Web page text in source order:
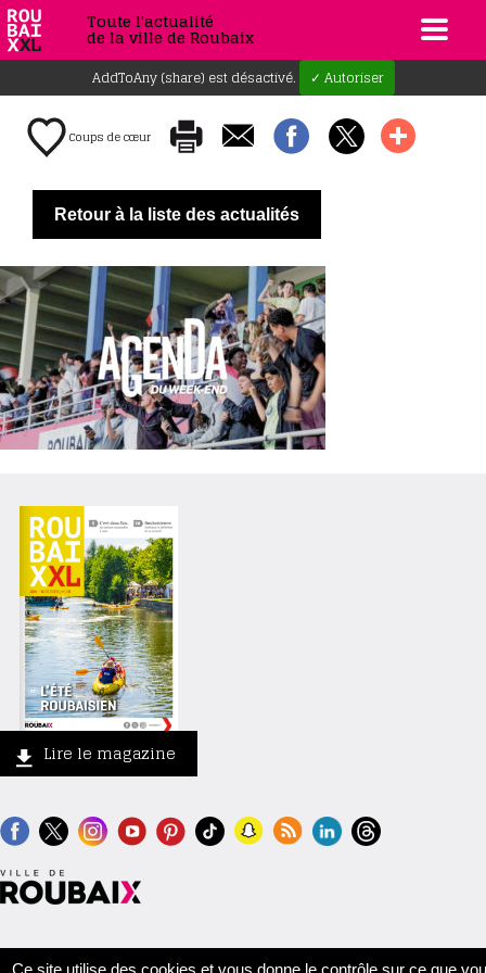
Toute l'actualité
de la ville de Roubaix
AddToAny (share) est désactivé. ✓ Autoriser
Coups de cœur
Retour à la liste des actualités
Lire le magazine
Contact Crédits Mentions légales Accessibilité
Ce site utilise des cookies et vous donne le contrôle sur ce que